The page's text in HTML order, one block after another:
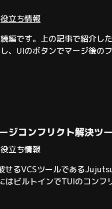
役立ち情報
編です。上の記事で紹介し
、UIのボタンでマージ後の
ジコンフリクト解決ツ
役立ち情報
せるVCSツールである
ビルトインでTUIのコンフ